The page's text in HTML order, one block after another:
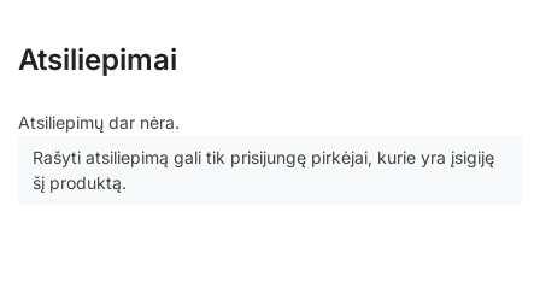
Atsiliepimai
Atsiliepimų dar nėra.
Rašyti atsiliepimą gali tik prisijungę pirkėjai, kurie yra įsigiję
šį produktą.